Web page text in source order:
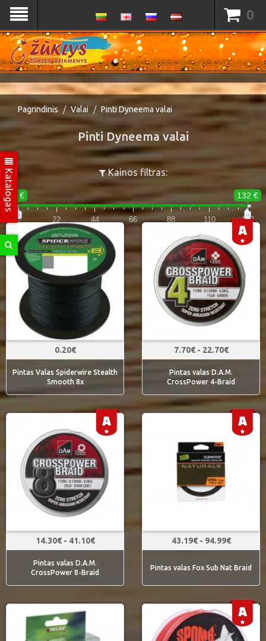
Katalogas
0
Pagrindinis Valai Pinti Dyneema valai
Pinti Dyneema valai
Kainos filtras:
0 € 132 €
0 22 44 66 88 110 132
0.20€
Pintas Valas Spiderwire Stealth
Smooth 8x
7.70€ - 22.70€
Pintas valas D.A.M.
CrossPower 4-Braid
14.30€ - 41.10€
Pintas valas D.A.M.
CrossPower 8-Braid
43.19€ - 94.99€
Pintas valas Fox Sub Nat Braid